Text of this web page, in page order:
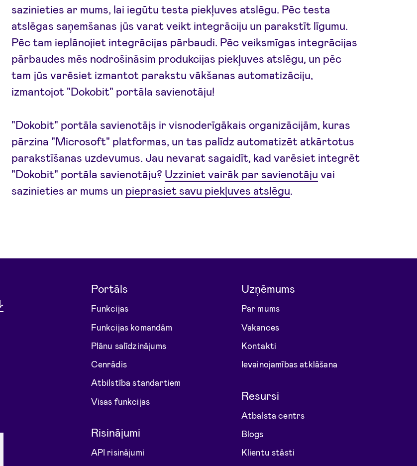
sazinieties ar mums, lai iegūtu testa piekļuves atslēgu. Pēc testa
atslēgas saņemšanas jūs varat veikt integrāciju un parakstīt līgumu.
Pēc tam ieplānojiet integrācijas pārbaudi. Pēc veiksmīgas integrācijas
pārbaudes mēs nodrošināsim produkcijas piekļuves atslēgu, un pēc
tam jūs varēsiet izmantot parakstu vākšanas automatizāciju,
izmantojot "Dokobit" portāla savienotāju!
"Dokobit" portāla savienotājs ir visnoderīgākais organizācijām, kuras
pārzina "Microsoft" platformas, un tas palīdz automatizēt atkārtotus
parakstīšanas uzdevumus. Jau nevarat sagaidīt, kad varēsiet integrēt
"Dokobit" portāla savienotāju? Uzziniet vairāk par savienotāju vai
sazinieties ar mums un pieprasiet savu piekļuves atslēgu.
Portāls
Funkcijas
Funkcijas komandām
Plānu salīdzinājums
Cenrādis
Atbilstība standartiem
Visas funkcijas
Risinājumi
API risinājumi
Uzņēmums
Par mums
Vakances
Kontakti
Ievainojamības atklāšana
Resursi
Atbalsta centrs
Blogs
Klientu stāsti